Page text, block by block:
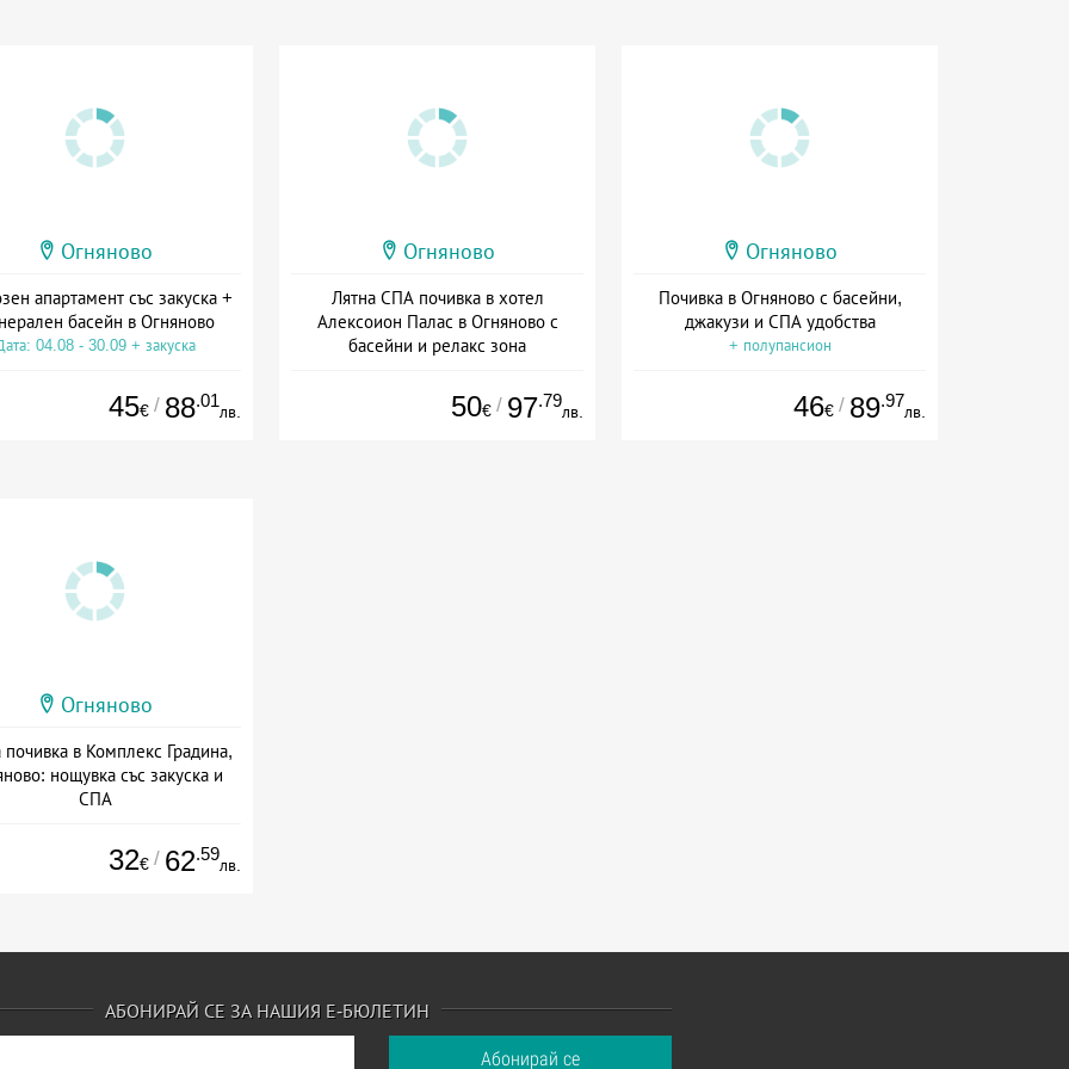
Огняново
апартамент със закуска +
басейн в Огняново
04.08 - 30.09 + закуска
45€ / 88.01
лв.
Огняново
Лятна СПА почивка в хотел
Алексоион Палас в Огняново с
басейни и релакс зона
50€ / 97.79
лв.
Огняново
Почивка в Огняново с басейни,
джакузи и СПА удобства
+ полупансион
46€ / 89.97
лв.
Огняново
почивка в Комплекс Градина,
нощувка със закуска и
СПА
32€ / 62.59
лв.
АБОНИРАЙ СЕ ЗА НАШИЯ Е-БЮЛЕТИН